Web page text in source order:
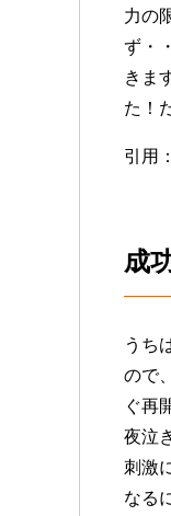
力の
ず・
きま
た！
引用：
成
うち
ので
ぐ再
夜泣
刺激
なる